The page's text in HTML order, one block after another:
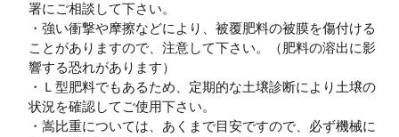
署にご相談して下さい。
・強い衝撃や摩擦などにより、被覆肥料の被膜を傷付ける
ことがありますので、注意して下さい。（肥料の溶出に影
響する恐れがあります）
・Ｌ型肥料でもあるため、定期的な土壌診断により土壌の
状況を確認してご使用下さい。
・嵩比重については、あくまで目安ですので、必ず機械に